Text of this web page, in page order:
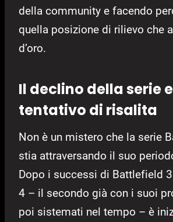
della community e facendo
quella posizione di rilievo che
d’oro.
Il declino della serie
tentativo di risalita
Non è un mistero che la serie
stia attraversando il suo
Dopo i successi di Battlefield
4 – il secondo già con i suoi
poi sistemati nel tempo – è